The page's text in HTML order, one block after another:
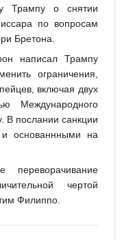
Трампу о снятии
по вопросам
Бретона.
написал Трампу
ограничения,
включая двух
Международного
В послании санкции
основаннными на
чертой
Филиппо.